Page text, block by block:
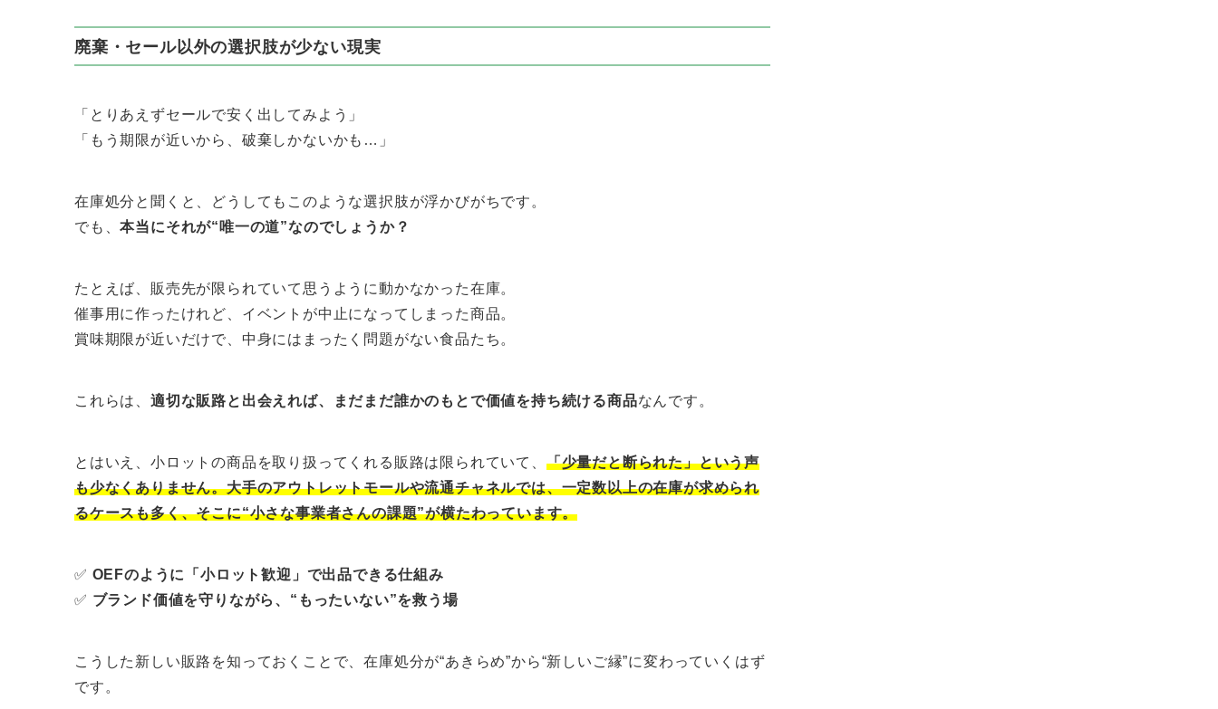
廃棄・セール以外の選択肢が少ない現実
「とりあえずセールで安く出してみよう」
「もう期限が近いから、破棄しかないかも…」
在庫処分と聞くと、どうしてもこのような選択肢が浮かびがちです。
でも、本当にそれが“唯一の道”なのでしょうか？
たとえば、販売先が限られていて思うように動かなかった在庫。
催事用に作ったけれど、イベントが中止になってしまった商品。
賞味期限が近いだけで、中身にはまったく問題がない食品たち。
これらは、 適切な販路と出会えれば、まだまだ誰かのもとで価値を持ち続ける商品なんです。
とはいえ、小ロットの商品を取り扱ってくれる販路は限られていて、 「少量だと断られた」という声
も少なくありません。大手のアウトレットモールや流通チャネルでは、一定数以上の在庫が求められ
るケースも多く、そこに“小さな事業者さんの課題”が横たわっています。
✅ OEFのように「小ロット歓迎」で出品できる仕組み
✅ ブランド価値を守りながら、“もったいない”を救う場
こうした新しい販路を知っておくことで、在庫処分が“あきらめ”から“新しいご縁”に変わっていくはず
です。